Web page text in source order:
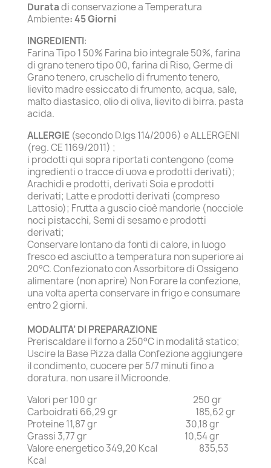
Duratadi conservazione a Temperatura
Ambiente: 45 Giorni
INGREDIENTI:
Farina Tipo 1 50% Farina bio integrale 50%, farina
di grano tenero tipo 00, farina di Riso, Germe di
Grano tenero, cruschello di frumento tenero,
lievito madre essiccato di frumento, acqua, sale,
malto diastasico, olio di oliva, lievito di birra. pasta
acida.
ALLERGIE (secondo D.lgs 114/2006) e ALLERGENI
(reg. CE 1169/2011) ;
i prodotti qui sopra riportati contengono (come
ingredienti o tracce di uova e prodotti derivati);
Arachidi e prodotti, derivati Soia e prodotti
derivati; Latte e prodotti derivati (compreso
Lattosio); Frutta a guscio cioè mandorle (nocciole
noci pistacchi, Semi di sesamo e prodotti
derivati;
Conservare lontano da fonti di calore, in luogo
fresco ed asciutto a temperatura non superiore ai
20°C. Confezionato con Assorbitore di Ossigeno
alimentare (non aprire) Non Forare la confezione,
una volta aperta conservare in frigo e consumare
entro 2 giorni.
MODALITA’ DI PREPARAZIONE
Preriscaldare il forno a 250°C in modalità statico;
Uscire la Base Pizza dalla Confezione aggiungere
il condimento, cuocere per 5/7 minuti fino a
doratura. non usare il Microonde.
Valori per 100 gr 250 gr
Carboidrati 66,29 gr 185,62 gr
Proteine 11,87 gr 30,18 gr
Grassi 3,77 gr 10,54 gr
Valore energetico 349,20 Kcal 835,53
Kcal